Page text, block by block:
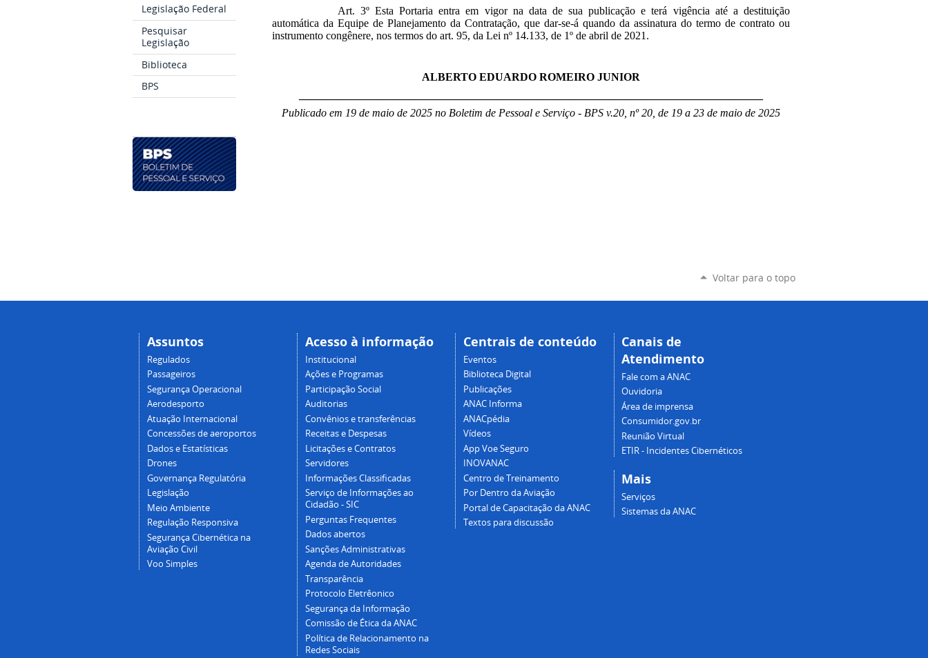
Legislação Federal
Pesquisar
Legislação
Biblioteca
BPS
Art. 3º Esta Portaria entra em vigor na data de sua publicação e terá vigência até a destituição
automática da Equipe de Planejamento da Contratação, que dar-se-á quando da assinatura do termo de contrato ou
instrumento congênere, nos termos do art. 95, da Lei nº 14.133, de 1º de abril de 2021.
ALBERTO EDUARDO ROMEIRO JUNIOR
Publicado em 19 de maio de 2025 no Boletim de Pessoal e Serviço - BPS v.20, nº 20, de 19 a 23 de maio de 2025
Voltar para o topo
Assuntos
Regulados
Passageiros
Segurança Operacional
Aerodesporto
Atuação Internacional
Concessões de aeroportos
Dados e Estatísticas
Drones
Governança Regulatória
Legislação
Meio Ambiente
Regulação Responsiva
Segurança Cibernética na
Aviação Civil
Voo Simples
Acesso à informação
Institucional
Ações e Programas
Participação Social
Auditorias
Convênios e transferências
Receitas e Despesas
Licitações e Contratos
Servidores
Informações Classificadas
Serviço de Informações ao
Cidadão - SIC
Perguntas Frequentes
Dados abertos
Sanções Administrativas
Agenda de Autoridades
Transparência
Protocolo Eletrêonico
Segurança da Informação
Comissão de Ética da ANAC
Política de Relacionamento na
Redes Sociais
Centrais de conteúdo
Eventos
Biblioteca Digital
Publicações
ANAC Informa
ANACpédia
Vídeos
App Voe Seguro
INOVANAC
Centro de Treinamento
Por Dentro da Aviação
Portal de Capacitação da ANAC
Textos para discussão
Canais de
Atendimento
Fale com a ANAC
Ouvidoria
Área de imprensa
Consumidor.gov.br
Reunião Virtual
ETIR - Incidentes Cibernéticos
Mais
Serviços
Sistemas da ANAC